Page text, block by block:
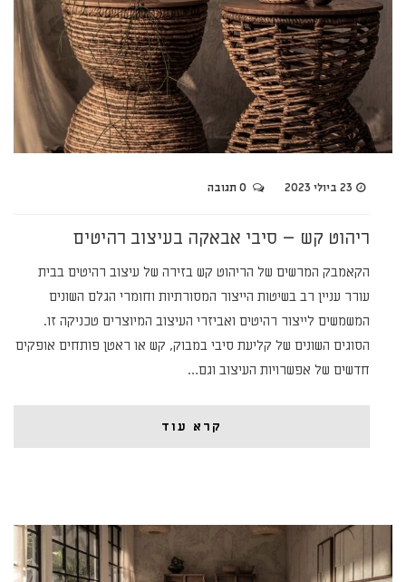
23 ביולי 2023
ריהוט קש – סיבי אבאקה בעיצוב רהיטים
הקאמבק המרשים של הריהוט קש בזירה של עיצוב רהיטים בבית
עורר עניין רב בשיטות הייצור המסורתיות וחומרי הגלם השונים
המשמשים לייצור רהיטים ואביזרי העיצוב המיוצרים טכניקה זו.
הסוגים השונים של קליעת סיבי במבוק, קש או ראטן פותחים אופקים
חדשים של אפשרויות העיצוב וגם…
קרא עוד